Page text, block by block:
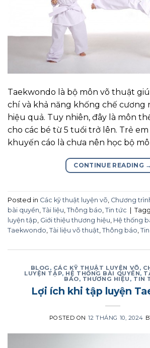
Taekwondo là bộ môn võ thuật
chí và khả năng khống chế cương
hiệu quả. Tuy nhiên, đây là môn
cho các bé từ 5 tuổi trở lên. Trẻ
khuyến cáo là chưa nên học bộ
CONTINUE READING →
Posted in Các kỹ thuật luyện võ Chương
bài quyền Tài liệu Thông báo Tin tức
luyện tập Giới thiệu thương hiệu Hệ thống
Taekwondo Tài liệu võ thuật Thông báo
BLOG , CÁC KỸ THUẬT LUYỆN VÕ,
LUYỆN TẬP, HỆ THỐNG BÀI QUYỀN,
BÁO, THƯƠNG HIỆU , TIN
Lợi ích khi tập luyện
POSTED ON 12 THÁNG 10, 2024